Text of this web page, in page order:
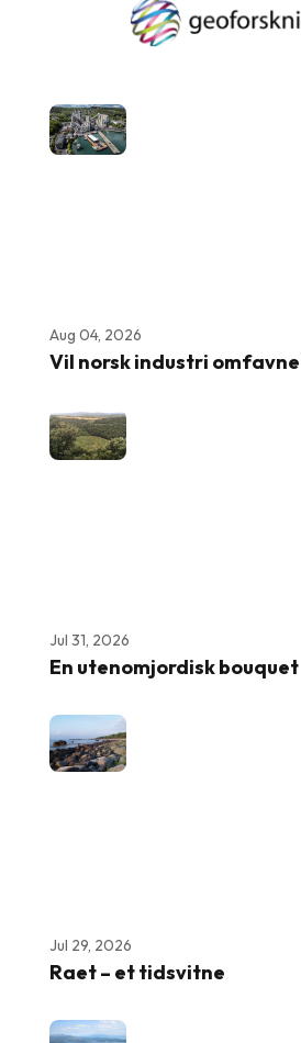
Aug 04, 2026
Vil norsk industri omfavne
Jul 31, 2026
En utenomjordisk bouquet
Jul 29, 2026
Raet – et tidsvitne